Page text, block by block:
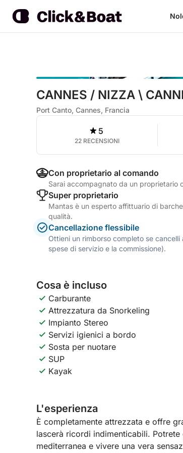
CANNES / NIZZA \
Port Canto, Cannes, Francia
5
22 RECENSIONI
Con proprietario al comando
Sarai accompagnato da un proprietario
Super proprietario
Mantas è un esperto affittuario di
qualità.
Cancellazione flessibile
Ottieni un rimborso completo se
spese di servizio e la commissione).
Cosa è incluso
Carburante
Attrezzatura da Snorkeling
Impianto Stereo
Servizi igienici a bordo
Sosta per nuotare
SUP
Kayak
L'esperienza
È completamente attrezzata e offre
lascerà ricordi indimenticabili.
mediterranea e vivere una vera